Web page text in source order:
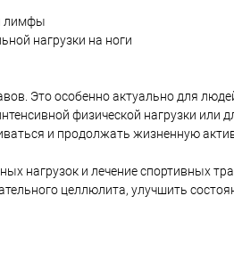
лимфы
нагрузки на ноги
Это особенно актуально для
физической нагрузки
и продолжать жизненную
нагрузок и лечение спортивных
целлюлита, улучшить